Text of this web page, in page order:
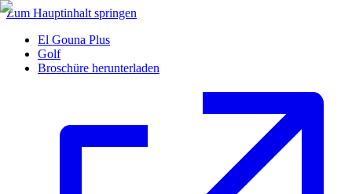
Zum Hauptinhalt springen
El Gouna Plus
Golf
Broschüre herunterladen